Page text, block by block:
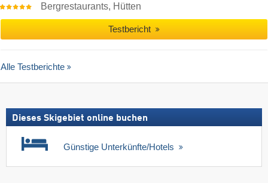
Bergrestaurants, Hütten
Testbericht
Alle Testberichte
Dieses Skigebiet online buchen
Günstige Unterkünfte/Hotels